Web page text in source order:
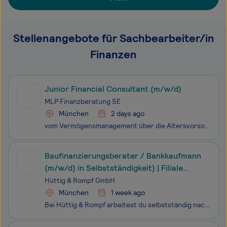
Stellenangebote für Sachbearbeiter/in
Finanzen
Junior Financial Consultant (m/w/d)
MLP Finanzberatung SE
München
2 days ago
vom Vermögensmanagement über die Altersvorsorge bis zu Versicherungen. Unser Erfolgskonzept: Wir beraten auf Augenhöhe. Unsere Privat- und Firmenkunden profitieren dabei von höchster Produktqualität, fairen Konditionen und intelligenten Lösungen. Wir MLPler unterstützen uns gegenseitig und haben Fr
Baufinanzierungsberater / Bankkaufmann
(m/w/d) in Selbstständigkeit) | Filiale
München
Hüttig & Rompf GmbH
München
1 week ago
Bei Hüttig & Rompf arbeitest du selbstständig nach § 84 HGB – aber mit echtem Rückhalt:Du profitierst von einer starken Marke und einem gewachsenen Netzwerk in der Immobilienwirtschaft. Deine Kund*innen kommen aus dem Empfehlungsgeschäft – direkt über unsere langjährigen Partner wie Makler, Baut